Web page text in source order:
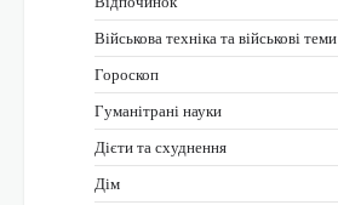
Військова техніка та військові теми
Гороскоп
Гуманітрані науки
Дієти та схуднення
Дім